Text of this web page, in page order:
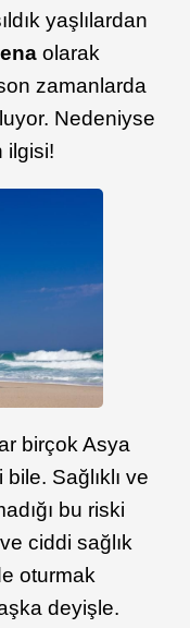
yaşlılardan
olarak
zamanlarda
Nedeniyse
ilgisi!
birçok Asya
Sağlıklı ve
bu riski
ve ciddi sağlık
oturmak
deyişle.